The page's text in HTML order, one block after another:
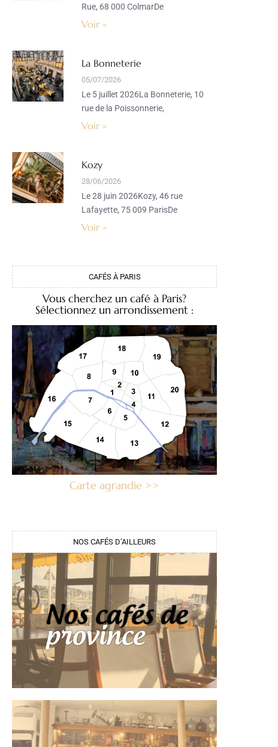
Rue, 68 000 ColmarDe
Voir »
La Bonneterie
05/07/2026
Le 5 juillet 2026La Bonneterie, 10
rue de la Poissonnerie,
Voir »
Kozy
28/06/2026
Le 28 juin 2026Kozy, 46 rue
Lafayette, 75 009 ParisDe
Voir »
CAFÉS À PARIS
Vous cherchez un café à Paris?
Sélectionnez un arrondissement :
Carte agrandie >>
NOS CAFÉS D’AILLEURS